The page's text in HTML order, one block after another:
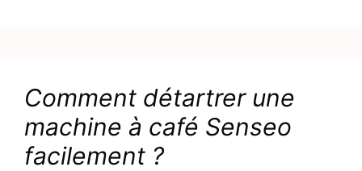
Comment détartrer une
machine à café Senseo
facilement ?